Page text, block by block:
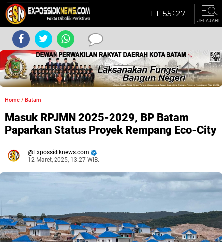
JELAJAHI
Home / Batam
Masuk RPJMN 2025-2029, BP Batam
Paparkan Status Proyek Rempang Eco-City
Expossidiknews.com
12 Maret, 2025, 13.27 WIB.